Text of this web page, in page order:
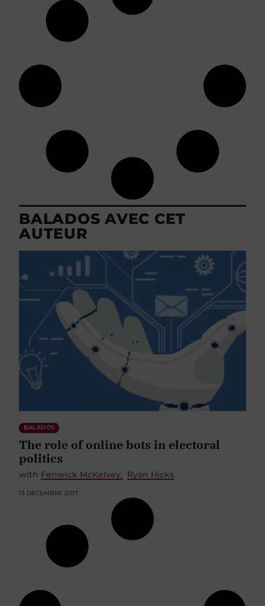
BALADOS AVEC CET
AUTEUR
BALADOS
The role of online bots in electoral
politics
with Fenwick McKelvey Ryan Hicks
13 DÉCEMBRE 2017